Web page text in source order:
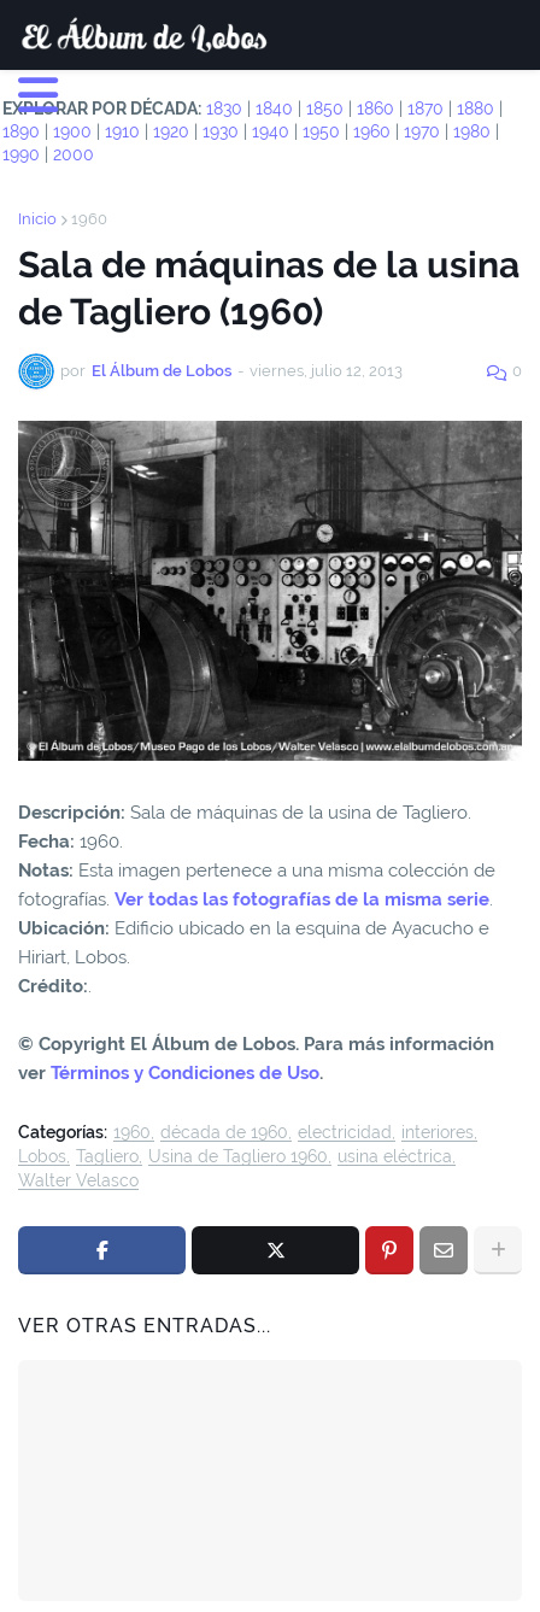
EXPLORAR POR DÉCADA: 1830 1840 1850 1860 1870 1880
1890
1900 1910 1920 1930 1940 1950 1960 1970 1980
1990
2000
Inicio 1960
Sala de máquinas de la usina
de Tagliero (1960)
por El Álbum de Lobos - viernes, julio 12, 2013 0
Descripción: Sala de máquinas de la usina de Tagliero.
Fecha: 1960.
Notas: Esta imagen pertenece a una misma colección de
fotografías. Ver todas las fotografías de la misma serie.
Ubicación: Edificio ubicado en la esquina de Ayacucho e
Hiriart, Lobos.
Crédito:.
© Copyright El Álbum de Lobos. Para más información
ver Términos y Condiciones de Uso.
Categorías: 1960 década de 1960 electricidad
interiores
Lobos Tagliero Usina de Tagliero 1960
usina eléctrica
Walter Velasco
VER OTRAS ENTRADAS...